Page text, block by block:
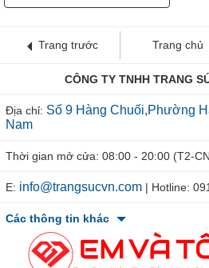
Trang trước Trang chủ
CÔNG TY TNHH TRANG
Địa chỉ: Số 9 Hàng Chuối,Phường
Nam
Thời gian mở cửa: 08:00 - 20:00 (T2-
E: info@trangsucvn.com | Hotline:
Các thông tin khác